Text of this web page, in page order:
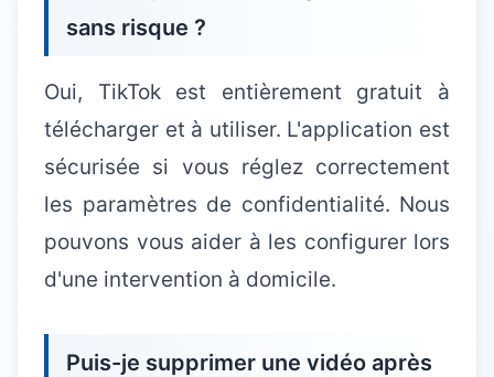
sans risque ?
Oui, TikTok est entièrement gratuit à
télécharger et à utiliser. L'application est
sécurisée si vous réglez correctement
les paramètres de confidentialité. Nous
pouvons vous aider à les configurer lors
d'une intervention à domicile.
Puis-je supprimer une vidéo après